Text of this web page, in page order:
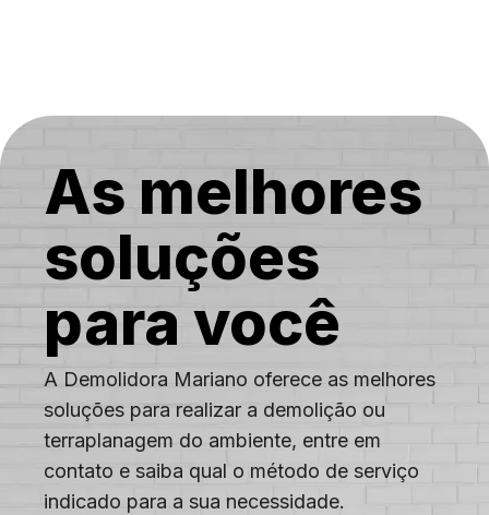
Colégio
Complexo
Cordovil
Barros
As melhores
soluções
para você
A Demolidora Mariano oferece as melhores
soluções para realizar a demolição ou
terraplanagem do ambiente, entre em
contato e saiba qual o método de serviço
indicado para a sua necessidade.